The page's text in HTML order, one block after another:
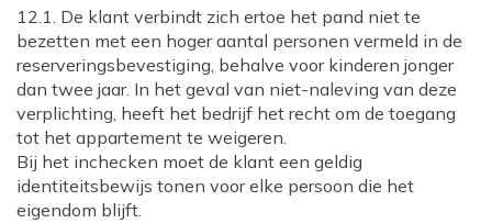
12.1. De klant verbindt zich ertoe het pand niet te
bezetten met een hoger aantal personen vermeld in de
reserveringsbevestiging, behalve voor kinderen jonger
dan twee jaar. In het geval van niet-naleving van deze
verplichting, heeft het bedrijf het recht om de toegang
tot het appartement te weigeren.
Bij het inchecken moet de klant een geldig
identiteitsbewijs tonen voor elke persoon die het
eigendom blijft.